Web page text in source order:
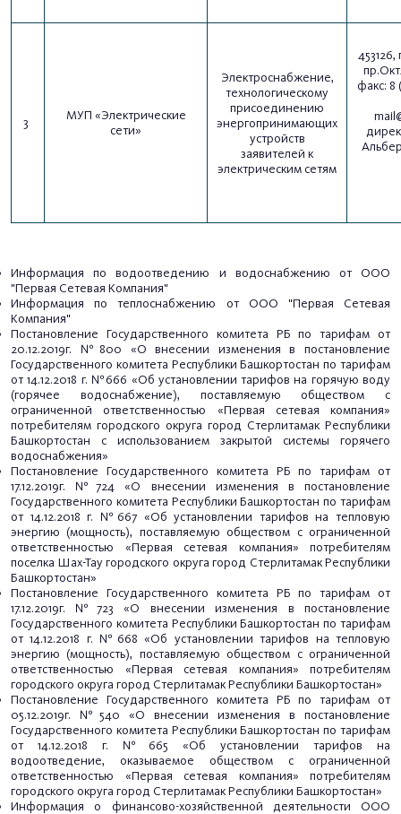
3
МУП «Электрические
сети»
Электроснабжение,
технологическому
присоединению
энергопринимающих
устройств
заявителей к
электрическим сетям
453126,
факс: 8
Информация по водоотведению и водоснабжению от ООО
"Первая Сетевая Компания"
Информация по теплоснабжению от ООО "Первая Сетевая
Компания"
Постановление Государственного комитета РБ по тарифам от
20.12.2019г. №800 «О внесении изменения в постановление
Государственного комитета Республики Башкортостан по тарифам
от 14.12.2018 г. №666 «Об установлении тарифов на горячую воду
(горячее водоснабжение), поставляемую обществом с
ограниченной ответственностью «Первая сетевая компания»
потребителям городского округа город Стерлитамак Республики
Башкортостан с использованием закрытой системы горячего
водоснабжения»
Постановление Государственного комитета РБ по тарифам от
17.12.2019г. №724 «О внесении изменения в постановление
Государственного комитета Республики Башкортостан по тарифам
от 14.12.2018 г. №667 «Об установлении тарифов на тепловую
энергию (мощность), поставляемую обществом с ограниченной
ответственностью «Первая сетевая компания» потребителям
поселка Шах-Тау городского округа город Стерлитамак Республики
Башкортостан»
Постановление Государственного комитета РБ по тарифам от
17.12.2019г. №723 «О внесении изменения в постановление
Государственного комитета Республики Башкортостан по тарифам
от 14.12.2018 г. №668 «Об установлении тарифов на тепловую
энергию (мощность), поставляемую обществом с ограниченной
ответственностью «Первая сетевая компания» потребителям
городского округа город Стерлитамак Республики Башкортостан»
Постановление Государственного комитета РБ по тарифам от
05.12.2019г. №540 «О внесении изменения в постановление
Государственного комитета Республики Башкортостан по тарифам
от 14.12.2018 г. №665 «Об установлении тарифов на
водоотведение, оказываемое обществом с ограниченной
ответственностью «Первая сетевая компания» потребителям
городского округа город Стерлитамак Республики Башкортостан»
Информация о финансово-хозяйственной деятельности ООО